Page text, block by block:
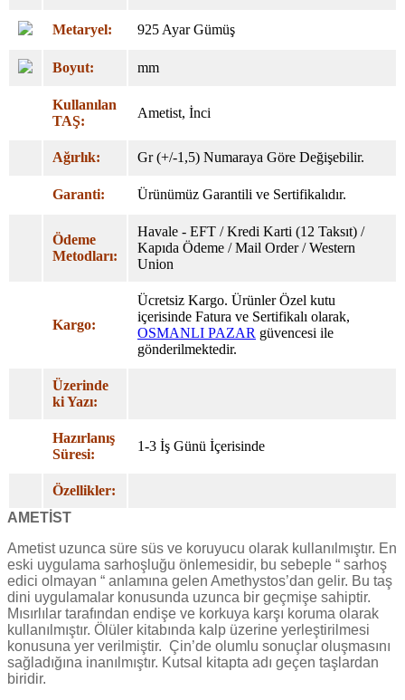
Metaryel: 925 Ayar Gümüş
Boyut: mm
Kullanılan
TAŞ:
Ametist, İnci
Ağırlık: Gr (+/-1,5) Numaraya Göre Değişebilir.
Garanti: Ürünümüz Garantili ve Sertifikalıdır.
Ödeme
Metodları:
Havale - EFT / Kredi Karti (12 Taksıt) /
Kapıda Ödeme / Mail Order / Western
Union
Kargo:
Ücretsiz Kargo. Ürünler Özel kutu
içerisinde Fatura ve Sertifikalı olarak,
OSMANLI PAZAR güvencesi ile
gönderilmektedir.
Üzerinde
ki Yazı:
Hazırlanış
Süresi:
1-3 İş Günü İçerisinde
Özellikler:
AMETİST
Ametist uzunca süre süs ve koruyucu olarak kullanılmıştır. En
eski uygulama sarhoşluğu önlemesidir, bu sebeple “ sarhoş
edici olmayan “ anlamına gelen Amethystos’dan gelir. Bu taş
dini uygulamalar konusunda uzunca bir geçmişe sahiptir.
Mısırlılar tarafından endişe ve korkuya karşı koruma olarak
kullanılmıştır. Ölüler kitabında kalp üzerine yerleştirilmesi
konusuna yer verilmiştir. Çin’de olumlu sonuçlar oluşmasını
sağladığına inanılmıştır. Kutsal kitapta adı geçen taşlardan
biridir.